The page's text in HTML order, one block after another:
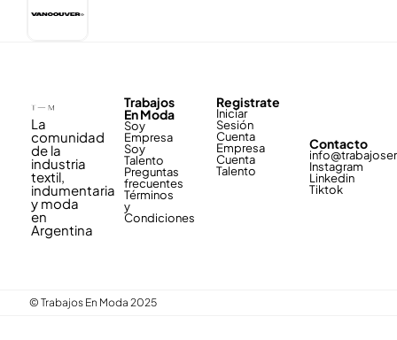
La
comunidad
de la
industria
textil,
indumentaria
y moda
en
Argentina
Trabajos
En Moda
Soy
Empresa
Soy
Talento
Preguntas
frecuentes
Términos
y
Condiciones
Registrate
Iniciar
Sesión
Cuenta
Empresa
Cuenta
Talento
Contacto
Instagram
Linkedin
Tiktok
© Trabajos En Moda 2025